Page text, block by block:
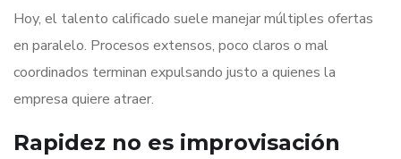
Hoy, el talento calificado suele manejar múltiples ofertas
en paralelo. Procesos extensos, poco claros o mal
coordinados terminan expulsando justo a quienes la
empresa quiere atraer.
Rapidez no es improvisación